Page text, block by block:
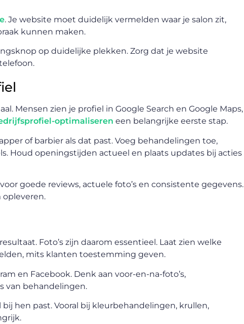
. Je website moet duidelijk vermelden waar je salon zit,
kunnen maken.
op duidelijke plekken. Zorg dat je website
Mensen zien je profiel in Google Search en Google Maps,
optimaliseren een belangrijke eerste stap.
of barbier als dat past. Voeg behandelingen toe,
Houd openingstijden actueel en plaats updates bij acties
goede reviews, actuele foto’s en consistente gegevens.
opleveren.
Foto’s zijn daarom essentieel. Laat zien welke
mits klanten toestemming geven.
en Facebook. Denk aan voor-en-na-foto’s,
van behandelingen.
hen past. Vooral bij kleurbehandelingen, krullen,